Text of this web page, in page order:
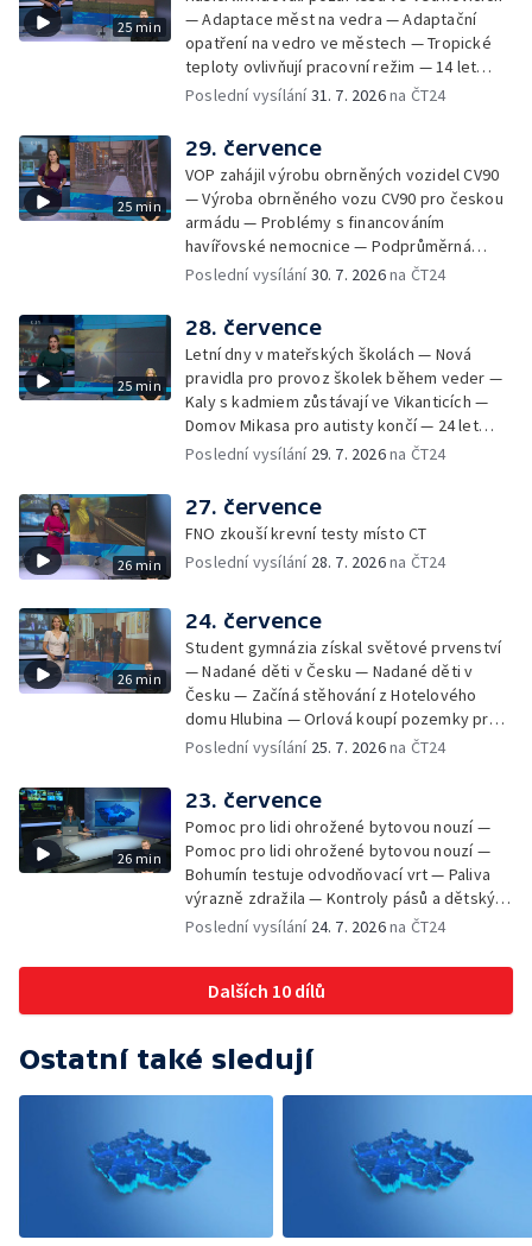
lesa na Opavsku — Požáry zemědělské
techniky na Olomoucku — Dva roky od
požáru škol v Českém Těšíně — Výstava
Sladké vzpomínky Opavska
25 min
— Adaptace měst na vedra — Adaptační
opatření na vedro ve městech — Tropické
teploty ovlivňují pracovní režim — 14 let
vězení za vraždu ženy ve Staříči/ —
— Podvodník připravil 17 lidí o 4 miliony —
DPO pořídí 70 nových elektrobusů — V
Olomouci přibude 20 elektrobusů —
Mistryně světa Kneblová zpět v Olomouci —
Mobilní kurníky pomáhají s kvalitou půdy —
Výběr ze sociálních sítí ČT — Nové varhany v
Rudě u Rýmařova
Poslední vysílání31. 7. 2026na ČT24
25 min
29. července
VOP zahájil výrobu obrněných vozidel CV90
— Výroba obrněného vozu CV90 pro českou
armádu — Problémy s financováním
havířovské nemocnice — Podprůměrná
návštěvnost koupališť v červenci — Do
Nedostatek krve v transfuzních stanicích —
Spor kvůli novému chodníku na Keprník —
Olomoucké shakespearovské léto
Poslední vysílání30. 7. 2026na ČT24
25 min
28. července
Letní dny v mateřských školách — Nová
pravidla pro provoz školek během veder —
Kaly s kadmiem zůstávají ve Vikanticích —
Domov Mikasa pro autisty končí — 24 let
vězení za zapálení ženy — Kybernetický
Gorol se chystá na festival — Nová
cyklostezka až na Slovensko — AI pomáhá
při endoskopii — Výběr ze sociálních sítí ČT
— Zemřela baletka Vlasta Pavelcová —
Jičíně
Poslední vysílání 29. 7. 2026na ČT24
26 min
27. července
FNO zkouší krevní testy místo CT
Poslední vysílání 28. 7. 2026na ČT24
26 min
24. července
Student gymnázia získal světové prvenství
— Nadané děti v Česku — Nadané děti v
Česku — Začíná stěhování z Hotelového
domu Hlubina — Orlová koupí pozemky pro
rodinné domy — Tatra Trucks na čínském
karase obecného — Obnova zeleně v
Komenského sadech — Přehled sociálních
sítí ČT — Dobrovolný vojenský výcvik
studentů na Libavé — Výměna luxfer ve
dvoraně Bredy
Poslední vysílání 25. 7. 2026na ČT24
26 min
23. července
Pomoc pro lidi ohrožené bytovou nouzí —
Pomoc pro lidi ohrožené bytovou nouzí —
Bohumín testuje odvodňovací vrt — Paliva
výrazně zdražila — Kontroly pásů a dětských
sedaček — Výběr ze sociálních sítí ČT —
festival Štěrkovna Open Music 2026
Poslední vysílání 24. 7. 2026na ČT24
Dalších 10 dílů
Ostatní také sledují